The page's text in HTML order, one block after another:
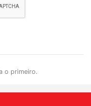
o primeiro.